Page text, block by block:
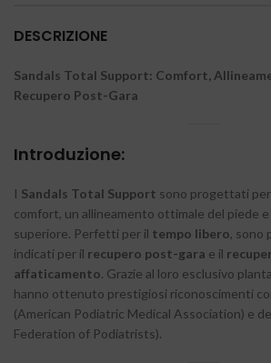
DESCRIZIONE
Sandals Total Support: Comfort,
Recupero Post-Gara
Introduzione:
I Sandals Total Support sono progettati
comfort, un allineamento ottimale del piede
superiore. Perfetti per il tempo libero, sono
indicati per il recupero post-gara e il
affaticamento. Grazie al loro esclusivo
hanno ottenuto prestigiosi riconoscimenti
(American Podiatric Medical Association) e
Federation of Podiatrists).